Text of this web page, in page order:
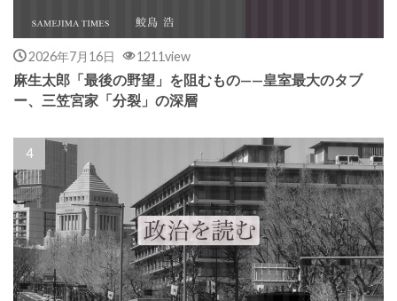
2026年7月16日 1211view
麻生太郎「最後の野望」を阻むもの——皇室最大のタブ
ー、三笠宮家「分裂」の深層